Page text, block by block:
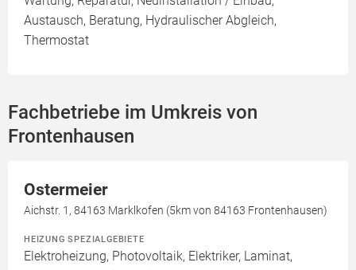
Austausch, Beratung, Hydraulischer Abgleich,
Thermostat
Fachbetriebe im Umkreis von
Frontenhausen
Ostermeier
Aichstr. 1, 84163 Marklkofen (5km von 84163 Frontenhausen)
HEIZUNG SPEZIALGEBIETE
Elektroheizung, Photovoltaik, Elektriker, Laminat,